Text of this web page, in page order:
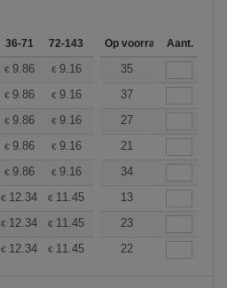
36-71 72-143 144-287 288 + Meer
Op voorraadAant.
€ 9.86 € 9.16 8.45
35
€ 9.86 € 9.16 8.45
37
€ 9.86 € 9.16 8.45
27
€ 9.86 € 9.16 8.45
21
€ 9.86 € 9.16 8.45
34
€ 12.34 € 11.45 10.57
13
€ 12.34 € 11.45 10.57
23
€ 12.34 € 11.45 10.57
22